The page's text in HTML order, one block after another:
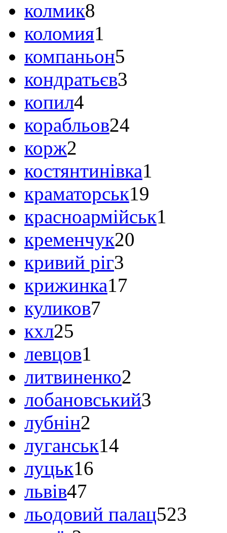
колмик8
коломия1
компаньон5
кондратьєв3
копил4
корабльов24
корж2
костянтинівка1
краматорськ19
красноармійськ1
кременчук20
кривий ріг3
крижинка17
куликов7
кхл25
левцов1
литвиненко2
лобановський3
лубнін2
луганськ14
луцьк16
львів47
льодовий палац523